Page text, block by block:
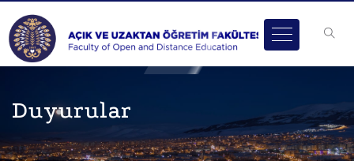
Duyurular